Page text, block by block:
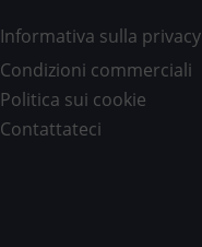
Informativa sulla privacy
Condizioni commerciali
Politica sui cookie
Contattateci